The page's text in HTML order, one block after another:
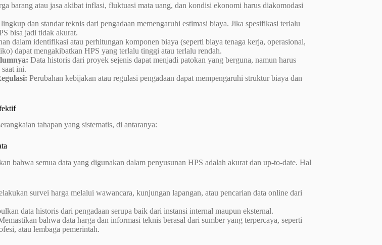
barang atau jasa akibat inflasi, fluktuasi mata uang, dan kondisi ekonomi harus diakomodasi
dan standar teknis dari pengadaan memengaruhi estimasi biaya. Jika spesifikasi terlalu
bisa jadi tidak akurat.
dalam identifikasi atau perhitungan komponen biaya (seperti biaya tenaga kerja, operasional,
dapat mengakibatkan HPS yang terlalu tinggi atau terlalu rendah.
Data historis dari proyek sejenis dapat menjadi patokan yang berguna, namun harus
ini.
Perubahan kebijakan atau regulasi pengadaan dapat mempengaruhi struktur biaya dan
tahapan yang sistematis, di antaranya:
bahwa semua data yang digunakan dalam penyusunan HPS adalah akurat dan up-to-date. Hal
survei harga melalui wawancara, kunjungan lapangan, atau pencarian data online dari
data historis dari pengadaan serupa baik dari instansi internal maupun eksternal.
bahwa data harga dan informasi teknis berasal dari sumber yang terpercaya, seperti
atau lembaga pemerintah.